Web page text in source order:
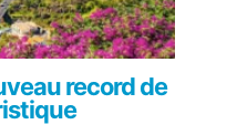
record de